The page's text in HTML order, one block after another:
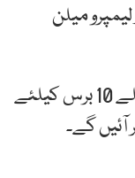
میلن
ہر سال 5 ہزار انجینئرنگ کے طالب علم لیمپرو میلن سرٹیفکیشن کا امتحان دیں گے۔یہ معاہدہ اگلے 10 برس کیلئے
آئیں گے۔